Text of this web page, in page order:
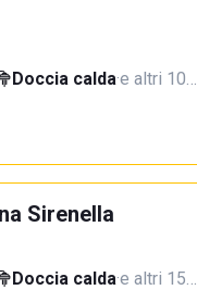
Doccia calda·e altri 10…
Sirenella
Doccia calda·e altri 15…